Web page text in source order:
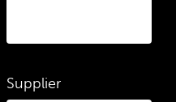
Supplier